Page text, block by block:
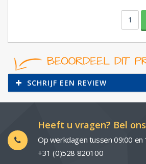
SCHRIJF EEN REVIEW
Heeft u vragen? Bel
Op werkdagen tussen 09:00 en
+31 (0)528 820100